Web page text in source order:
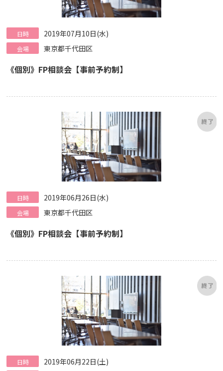
日時 2019年07月10日(水)
会場 東京都千代田区
《個別》FP相談会【事前予約制】
日時 2019年06月26日(水)
会場 東京都千代田区
《個別》FP相談会【事前予約制】
日時 2019年06月22日(土)